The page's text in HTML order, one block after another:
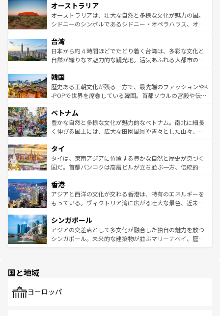
部のニューオーリンズでは、音楽と美食が融合した独特の
文化が魅力。旅行者はアメリカの各地域で異なる魅力を楽
しみながら、その多様性と豊かな歴史を感じることができ
ならではの贅沢な旅のスタイルだ。 なお、新着のアメリカ
情報はコンテンツ一覧を参照してほしい。
ワイ島は見逃せない。また、定番の観光地といえばオアフ
島だが、静かな自然を求めるならマウイ島やカウアイ島が
おすすめ。エメラルドグリーンに輝く海をはじめ、豊かな
れるおもてなしの心で訪れる人々を迎えてくれるハワイの
人々、おいしいローカルフードやハワイアンミュージッ
ク、伝統的なフラダンスなど、すべてがハワイの魅力を彩
ワイを、存分に味わってほしい。 なお、新着のハワイ情報
はコンテンツ一覧を参照してほしい。
オーストラリア
オーストラリアは、壮大な自然と多様な文化が魅力の国。
シドニーのシンボルであるシドニー・オペラハウス、オー
リアリーフや大陸中央部にそびえるウルル（エアーズロッ
ク）、タスマニアの美しい原生林やケアンズの熱帯雨林な
ど、見どころがたくさん。また、カフェやワイン、オージ
いる。アクティビティも充実しており、サーフィンやダイ
ビング、ハイキングなど、アウトドア好きにはたまらな
い。オーストラリアの多彩な魅力を存分に味わいつくそ
参照してほしい。
台湾
日本から約４時間ほどでたどり着く台湾は、多彩な文化と
自然が織りなす魅力的な観光地。活気あふれる大都市の台
ン）、静ひつな山岳地帯である台湾東部など、都市の喧騒
と山間の静けさが共存しており、訪れる人に新しい発見と
驚きをもたらしてくれる。また、奥深い台湾の食文化も魅
容にもいいと評判のスイーツなど、バラエティ豊かな料理
が味わえる。 なお、新着の台湾情報は コンテンツ一覧を参
照してほしい。
韓国
歴史ある王朝文化が残る一方で、最先端のファッションやK
-POPで世界を席巻している韓国。首都ソウルの宮殿や伝統
き、地方に足を延ばせば四季折々の自然美を楽しむことが
できる。そして、キムチや焼肉、絶品のストリートフード
まで、さまざまな韓国料理が待っている。夜には、韓国な
リティに包まれながら、韓国の多彩な魅力を心ゆくまで味
わってみてほしい。 なお、新着の韓国情報はコンテンツ一
覧を参照してほしい。
ベトナム
豊かな自然と多様な文化が魅力的なベトナム。南北に細長
く伸びる国土には、広大な田園風景や青々とした山々、世
急速な発展と共に伝統が息づく。ハノイの古い町並みやホ
ーチミン市のフランス統治時代の建物も、独特の雰囲気を
醸し出している。また、バラエティの豊かさとおいしさで
とつ。フォーやバインミー、ベトナムコーヒーなどは、ぜ
ひ現地で味わいたい。どの地域を訪れてもあたたかい人々
が旅行者を迎えてくれるので、きっと忘れられない旅にな
参照してほしい。
タイ
タイは、東南アジアに位置する豊かな自然と歴史が息づく
国だ。首都バンコクは高層ビルが立ち並ぶ一方、伝統的な
の活気が交差している。北部ではチェンマイなどの山岳地
帯で自然と触れ合い、南部ではプーケットやクラビの美し
いビーチでリゾート気分を楽しむことができる。タイ料理
激する。気候は一年中温暖で、どの季節にも異なる楽しみ
が待っている。親しみやすいタイの人々、仏教を中心とし
た文化、そして多様な観光資源が、訪れる旅人を魅了し続
香港
アジアと西洋の文化が交わる香港は、特有のエネルギーを
もっている。ヴィクトリア湾に広がる壮大な景色、近未来
み、どこを訪れても感動するはず。観光スポットが密集し
ており、効率よく見どころを回れるのも魅力。息をのむよ
うな絶景から文化的な体験まで、香港を存分に楽しみ尽く
シンガポール
アジアの交差点として多文化が融合した独自の魅力を放つ
シンガポール。未来的な建築物が並ぶマリーナベイ、歴史
で、ホーカーズは地元の風情を楽しめる外せないスポット
国と地域
ヨーロッパ